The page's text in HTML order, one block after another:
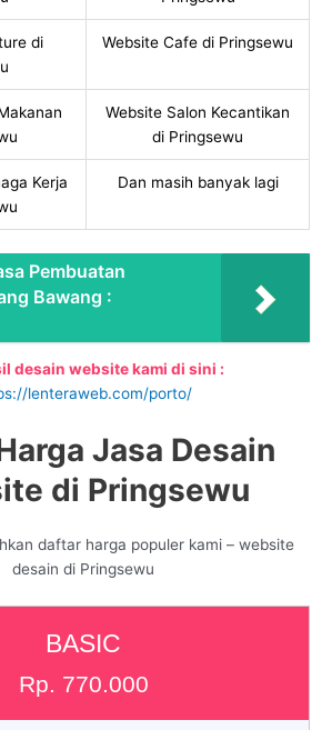
di
Website Cafe di Pringsewu
Website Salon Kecantikan
di Pringsewu
Kerja
Dan masih banyak lagi
Pembuatan
Bawang :
desain website kami di sini :
lenteraweb.com/porto/
Jasa Desain
di Pringsewu
daftar harga populer kami – website
desain di Pringsewu
BASIC
Rp. 770.000